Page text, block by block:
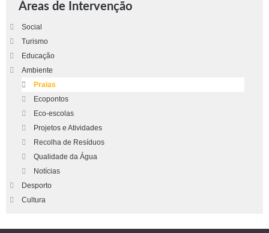
Áreas de Intervenção
Social
Turismo
Educação
Ambiente
Praias
Ecopontos
Eco-escolas
Projetos e Atividades
Recolha de Resíduos
Qualidade da Água
Notícias
Desporto
Cultura